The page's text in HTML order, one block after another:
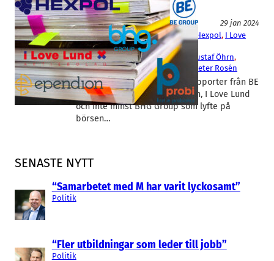
SENASTE NYTT
“Samarbetet med M har varit lyckosamt”
Politik
“Fler utbildningar som leder till jobb”
Politik
bolag är i gång
Fakta
29 jan 2024
BE Group, BHG Group, Ependion Hexpol, I Love
Lund, Probi
Anita Johansen, Björn Englund Gustaf Öhrn
Jenny Sjödahl, Peter Andersson Peter Rosén
I slutet av förra veckan kom rapporter från BE
Group, Probi, Hexpol, Ependion, I Love Lund
och inte minst BHG Group som lyfte på
börsen…